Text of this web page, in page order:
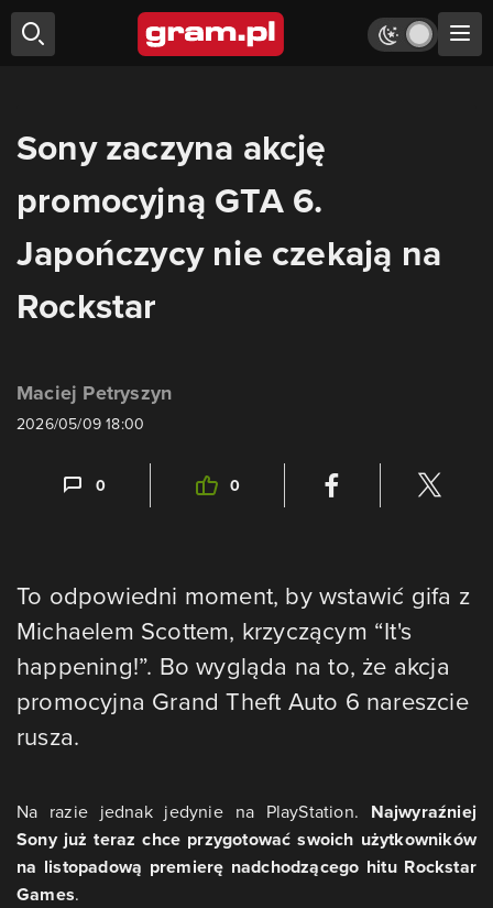
Sony zaczyna akcję
promocyjną GTA 6.
Japończycy nie czekają na
Rockstar
Maciej Petryszyn
2026/05/09 18:00
0 0
To odpowiedni moment, by wstawić gifa z
Michaelem Scottem, krzyczącym “It's
happening!”. Bo wygląda na to, że akcja
promocyjna Grand Theft Auto 6 nareszcie
rusza.
Na razie jednak jedynie na PlayStation. Najwyraźniej
Sony już teraz chce przygotować swoich użytkowników
na listopadową premierę nadchodzącego hitu Rockstar
Games.